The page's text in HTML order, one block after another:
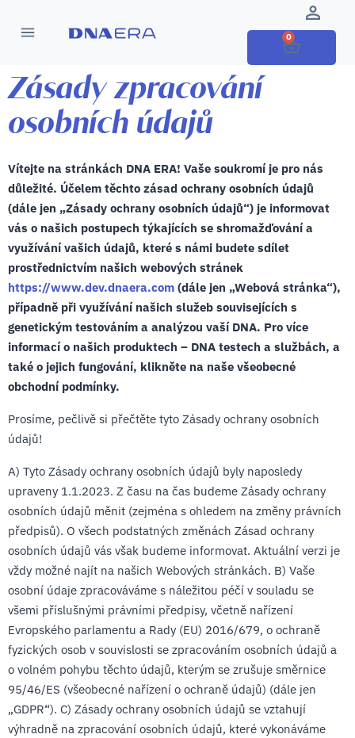
0
Zásady zpracování
osobních údajů​
Vítejte na stránkách DNA ERA! Vaše soukromí je pro nás
důležité. Účelem těchto zásad ochrany osobních údajů
(dále jen „Zásady ochrany osobních údajů“) je informovat
vás o našich postupech týkajících se shromažďování a
využívání vašich údajů, které s námi budete sdílet
prostřednictvím našich webových stránek
https://www.dev.dnaera.com (dále jen „Webová stránka“),
případně při využívání našich služeb souvisejících s
genetickým testováním a analýzou vaší DNA. Pro více
informací o našich produktech – DNA testech a službách, a
také o jejich fungování, klikněte na naše všeobecné
obchodní podmínky.
Prosíme, pečlivě si přečtěte tyto Zásady ochrany osobních
údajů!
A) Tyto Zásady ochrany osobních údajů byly naposledy
upraveny 1.1.2023. Z času na čas budeme Zásady ochrany
osobních údajů měnit (zejména s ohledem na změny právních
předpisů). O všech podstatných změnách Zásad ochrany
osobních údajů vás však budeme informovat. Aktuální verzi je
vždy možné najít na našich Webových stránkách. B) Vaše
osobní údaje zpracováváme s náležitou péčí v souladu se
všemi příslušnými právními předpisy, včetně nařízení
Evropského parlamentu a Rady (EU) 2016/679, o ochraně
fyzických osob v souvislosti se zpracováním osobních údajů a
o volném pohybu těchto údajů, kterým se zrušuje směrnice
95/46/ES (všeobecné nařízení o ochraně údajů) (dále jen
„GDPR“). C) Zásady ochrany osobních údajů se vztahují
výhradně na zpracování osobních údajů, které vykonáváme